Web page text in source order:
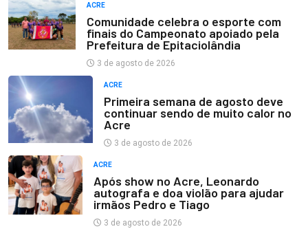
ACRE
Comunidade celebra o esporte com
finais do Campeonato apoiado pela
Prefeitura de Epitaciolândia
3 de agosto de 2026
ACRE
Primeira semana de agosto deve
continuar sendo de muito calor no
Acre
3 de agosto de 2026
ACRE
Após show no Acre, Leonardo
autografa e doa violão para ajudar
irmãos Pedro e Tiago
3 de agosto de 2026